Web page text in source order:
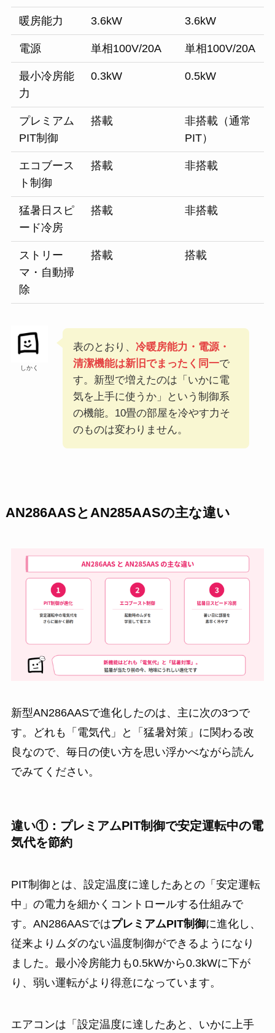
暖房能力 3.6kW 3.6kW
電源 単相100V/20A 単相100V/20A
最小冷房能
力
0.3kW 0.5kW
プレミアム
PIT制御
搭載
非搭載（通常
PIT）
エコブース
ト制御
搭載 非搭載
猛暑日スピ
ード冷房
搭載 非搭載
ストリー
マ・自動掃
除
搭載 搭載
しかく
表のとおり、 冷暖房能力・電源・
清潔機能は新旧でまったく同一で
す。新型で増えたのは「いかに電
気を上手に使うか」という制御系
の機能。10畳の部屋を冷やす力そ
のものは変わりません。
AN286AASとAN285AASの主な違い
新型AN286AASで進化したのは、主に次の3つで
す。どれも「電気代」と「猛暑対策」に関わる改
良なので、毎日の使い方を思い浮かべながら読ん
でみてください。
違い①：プレミアムPIT制御で安定運転中の電
気代を節約
PIT制御とは、設定温度に達したあとの「安定運転
中」の電力を細かくコントロールする仕組みで
す。AN286AASではプレミアムPIT制御に進化し、
従来よりムダのない温度制御ができるようになり
ました。最小冷房能力も0.5kWから0.3kWに下が
り、弱い運転がより得意になっています。
エアコンは「設定温度に達したあと、いかに上手